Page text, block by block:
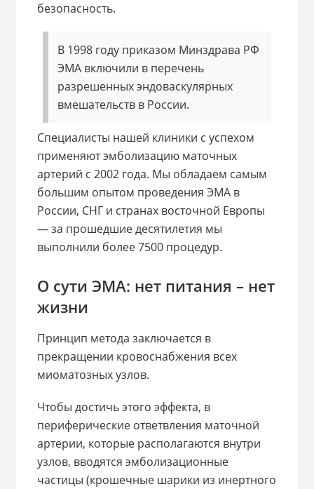
безопасность.
В 1998 году приказом Минздрава РФ
ЭМА включили в перечень
разрешенных эндоваскулярных
вмешательств в России.
Специалисты нашей клиники с успехом
применяют эмболизацию маточных
артерий с 2002 года. Мы обладаем самым
большим опытом проведения ЭМА в
России, СНГ и странах восточной Европы
— за прошедшие десятилетия мы
выполнили более 7500 процедур.
О сути ЭМА: нет питания – нет
жизни
Принцип метода заключается в
прекращении кровоснабжения всех
миоматозных узлов.
Чтобы достичь этого эффекта, в
периферические ответвления маточной
артерии, которые располагаются внутри
узлов, вводятся эмболизационные
частицы (крошечные шарики из инертного